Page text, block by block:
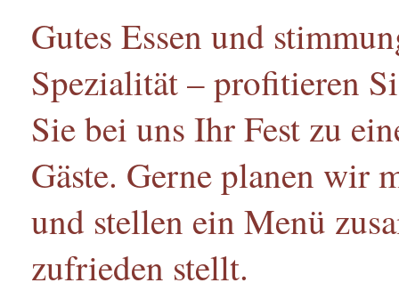
Gutes Essen und
Spezialität – profitieren
Sie bei uns Ihr Fest zu
Gäste. Gerne planen wir
und stellen ein Menü
zufrieden stellt.